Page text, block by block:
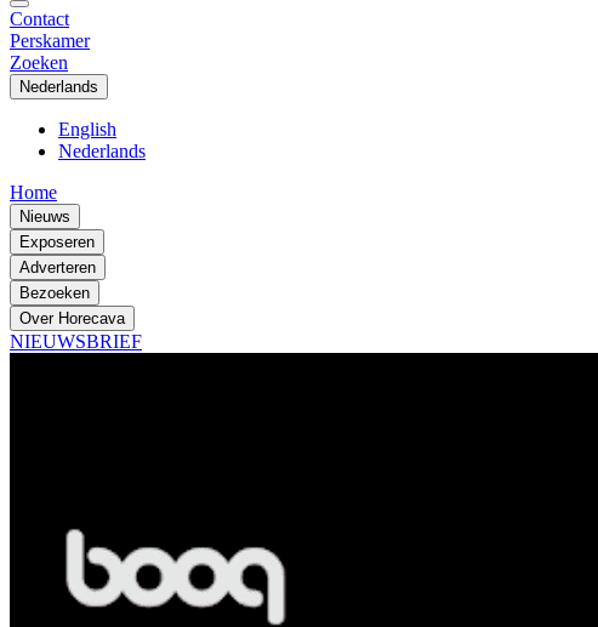
Contact
Perskamer
Zoeken
Nederlands
English
Nederlands
Home
Nieuws
Exposeren
Adverteren
Bezoeken
Over Horecava
NIEUWSBRIEF